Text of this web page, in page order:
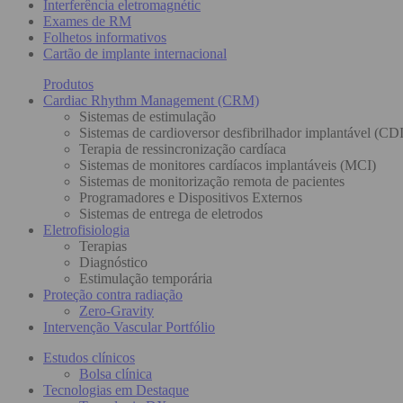
Interferência eletromagnétic
Exames de RM
Folhetos informativos
Cartão de implante internacional
Produtos
Cardiac Rhythm Management (CRM)
Sistemas de estimulação
Sistemas de cardioversor desfibrilhador implantável
Terapia de ressincronização cardíaca
Sistemas de monitores cardíacos implantáveis (MCI)
Sistemas de monitorização remota de pacientes
Programadores e Dispositivos Externos
Sistemas de entrega de eletrodos
Eletrofisiologia
Terapias
Diagnóstico
Estimulação temporária
Proteção contra radiação
Zero-Gravity
Intervenção Vascular Portfólio
Estudos clínicos
Bolsa clínica
Tecnologias em Destaque